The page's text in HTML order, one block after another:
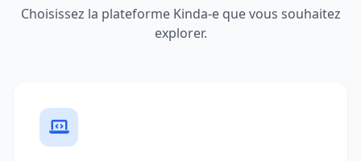
Choisissez la plateforme Kinda-e que vous souhaitez
explorer.